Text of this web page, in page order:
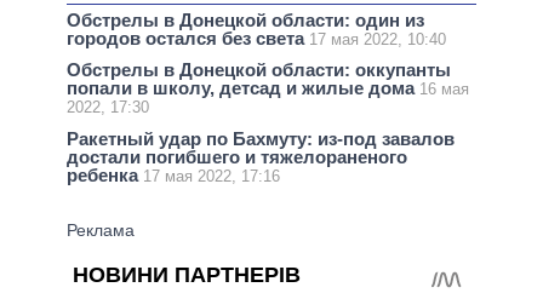
Обстрелы в Донецкой области: один из
городов остался без света 17 мая 2022, 10:40
Обстрелы в Донецкой области: оккупанты
попали в школу, детсад и жилые дома 16 мая
2022, 17:30
Ракетный удар по Бахмуту: из-под завалов
достали погибшего и тяжелораненого
ребенка 17 мая 2022, 17:16